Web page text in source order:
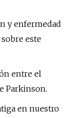
y enfermedad
este
entre el
Parkinson.
en nuestro